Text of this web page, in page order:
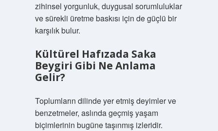
zihinsel yorgunluk, duygusal sorumluluklar
ve sürekli üretme baskısı için de güçlü bir
karşılık bulur.
Kültürel Hafızada Saka
Beygiri Gibi Ne Anlama
Gelir?
Toplumların dilinde yer etmiş deyimler ve
benzetmeler, aslında geçmiş yaşam
biçimlerinin bugüne taşınmış izleridir.